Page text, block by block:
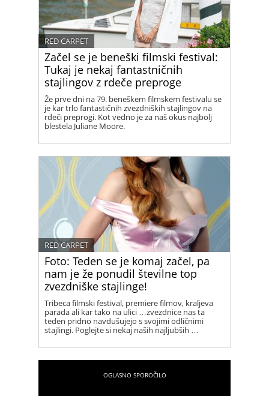
Začel se je beneški filmski festival:
Tukaj je nekaj fantastničnih
stajlingov z rdeče preproge
RED CARPET
Že prve dni na 79. beneškem filmskem festivalu se
je kar trlo fantastičnih zvezdniških stajlingov na
rdeči preprogi. Kot vedno je za naš okus najbolj
blestela Juliane Moore.
Foto: Teden se je komaj začel, pa
nam je že ponudil številne top
zvezdniške stajlinge!
RED CARPET
Tribeca filmski festival, premiere filmov, kraljeva
parada ali kar tako na ulici …zvezdnice nas ta
teden pridno navdušujejo s svojimi odličnimi
stajlingi. Poglejte si nekaj naših najljubših …